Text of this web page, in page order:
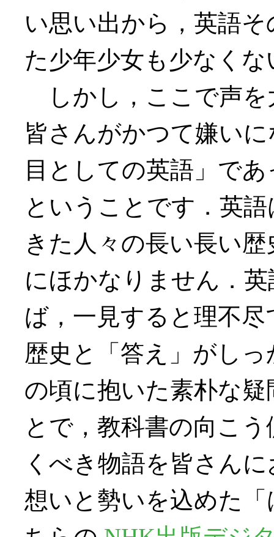
い思い出から，英語
た少年少女も少なく
しかし，ここで声を
皆さんがかつて嫌い
目としての英語」で
ということです．英
きた人々の長い長い
にほかなりません．
ば，一見すると理不
歴史と「答え」がし
の頃に抱いた素朴な
とで，教科書の向こ
くべき物語を皆さん
想いと勢いを込めた